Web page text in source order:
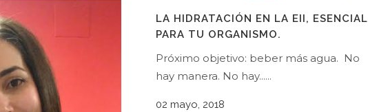
LA HIDRATACIÓN EN LA EII, ESENCIAL
PARA TU ORGANISMO.
Próximo objetivo: beber más agua. No
hay manera. No hay......
02 mayo, 2018